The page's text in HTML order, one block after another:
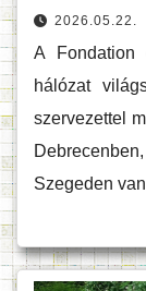
2026.05.22.
A Fondation
hálózat
szervezettel
Szegeden